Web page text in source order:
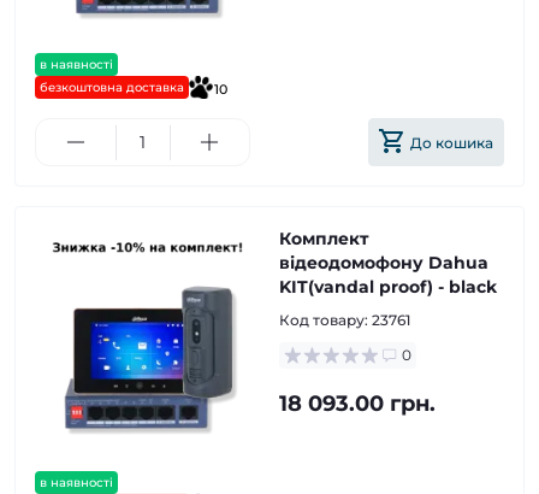
в наявності
безкоштовна доставка
10
До кошика
в наявності
Комплект
відеодомофону Dahua
KIT(vandal proof) - black
Код товару: 23761
0
18 093.00 грн.